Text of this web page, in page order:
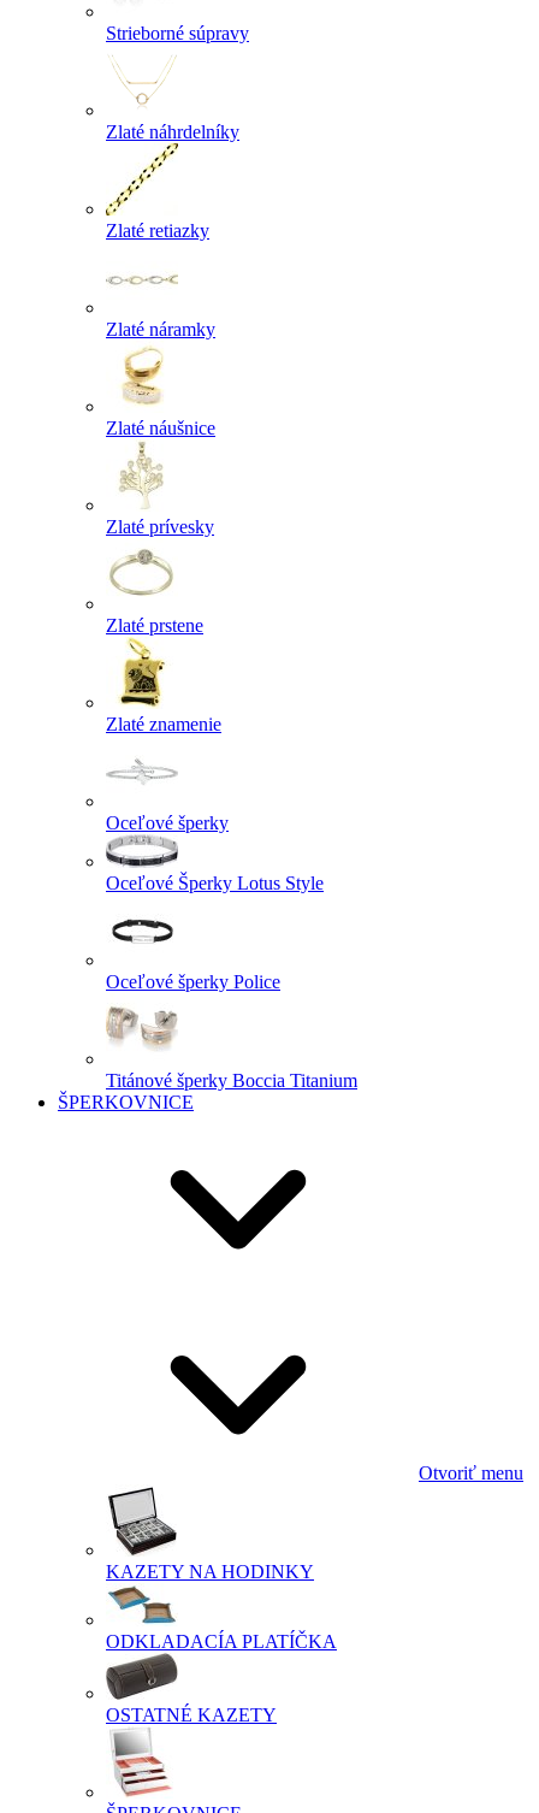
Strieborné súpravy
Zlaté náhrdelníky
Zlaté retiazky
Zlaté náramky
Zlaté náušnice
Zlaté prívesky
Zlaté prstene
Zlaté znamenie
Oceľové šperky
Oceľové Šperky Lotus Style
Oceľové šperky Police
Titánové šperky Boccia Titanium
ŠPERKOVNICE
Otvoriť menu
KAZETY NA HODINKY
ODKLADACÍA PLATÍČKA
OSTATNÉ KAZETY